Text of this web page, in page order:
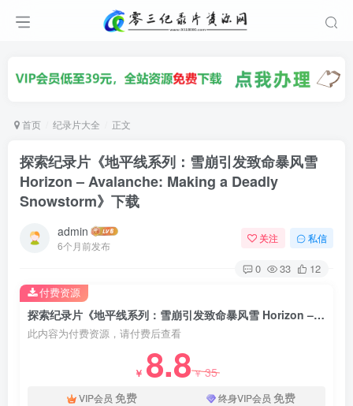
首页 纪录片大全 正文
探索纪录片《地平线系列：雪崩引发致命暴风雪
Horizon – Avalanche: Making a Deadly
Snowstorm》下载
admin
6个月前发布
关注 私信
0 33 12
探索纪录片《地平线系列：雪崩引发致命暴风雪 Horizon – Avalanche: Making a Deadly Snowstorm》下载
此内容为付费资源，请付费后查看
￥ 8.8￥35
VIP会员 免费 终身VIP会员 免费
付费资源